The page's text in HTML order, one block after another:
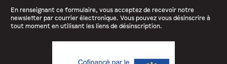
En renseignant ce formulaire, vous acceptez de recevoir notre
newsletter par courrier électronique. Vous pouvez vous désinscrire à
tout moment en utilisant les liens de désinscription.